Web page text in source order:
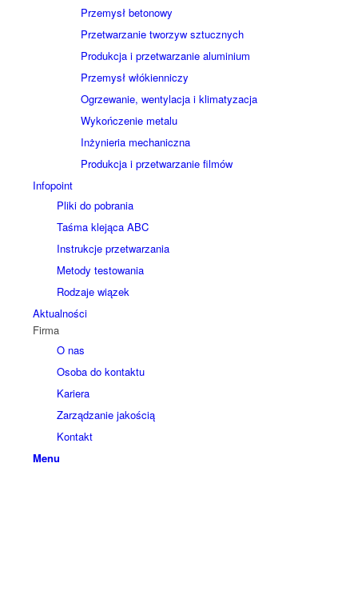
Przemysł betonowy
Przetwarzanie tworzyw sztucznych
Produkcja i przetwarzanie aluminium
Przemysł włókienniczy
Ogrzewanie, wentylacja i klimatyzacja
Wykończenie metalu
Inżynieria mechaniczna
Produkcja i przetwarzanie filmów
Infopoint
Pliki do pobrania
Taśma klejąca ABC
Instrukcje przetwarzania
Metody testowania
Rodzaje wiązek
Aktualności
Firma
O nas
Osoba do kontaktu
Kariera
Zarządzanie jakością
Kontakt
Menu